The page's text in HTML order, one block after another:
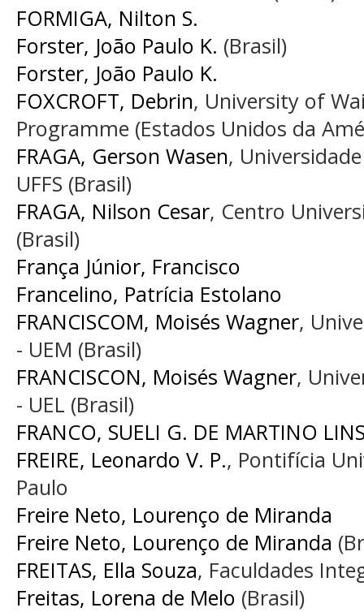
FORMIGA, Nilton S.
Forster, João Paulo K. (Brasil)
Forster, João Paulo K.
FOXCROFT, Debrin, University of
Programme (Estados Unidos da
FRAGA, Gerson Wasen,
UFFS (Brasil)
FRAGA, Nilson Cesar, Centro
(Brasil)
França Júnior, Francisco
Francelino, Patrícia Estolano
FRANCISCOM, Moisés Wagner,
- UEM (Brasil)
FRANCISCON, Moisés Wagner,
- UEL (Brasil)
FRANCO, SUELI G. DE MARTINO
FREIRE, Leonardo V. P., Pontifícia
Paulo
Freire Neto, Lourenço de Miranda
Freire Neto, Lourenço de Miranda
FREITAS, Ella Souza, Faculdades
Freitas, Lorena de Melo (Brasil)